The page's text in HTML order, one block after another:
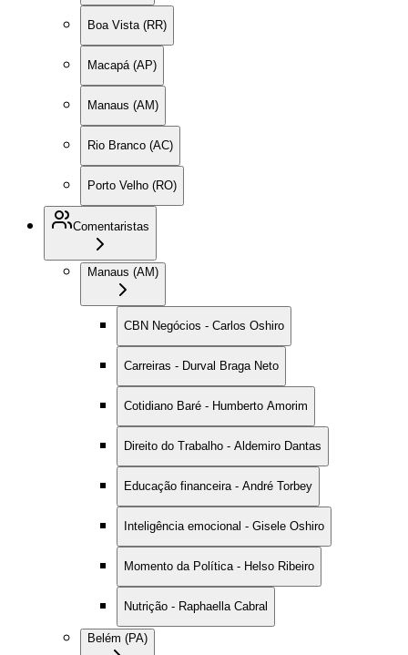
Boa Vista (RR)
Macapá (AP)
Manaus (AM)
Rio Branco (AC)
Porto Velho (RO)
Comentaristas
Manaus (AM)
CBN Negócios - Carlos Oshiro
Carreiras - Durval Braga Neto
Cotidiano Baré - Humberto Amorim
Direito do Trabalho - Aldemiro Dantas
Educação financeira - André Torbey
Inteligência emocional - Gisele Oshiro
Momento da Política - Helso Ribeiro
Nutrição - Raphaella Cabral
Belém (PA)